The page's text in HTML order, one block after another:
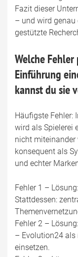
Fazit dieser
– und wird genau
gestützte
Welche
Einführung
kannst du sie
Häufigste Fehler:
wird als Spielerei
nicht miteinander
konsequent als
und echter
Fehler 1 –
Stattdessen:
Fehler 2 –
– Evolution24 als
einsetzen.